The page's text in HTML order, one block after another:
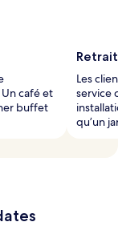
café et
buffet
Les
service
qu’un